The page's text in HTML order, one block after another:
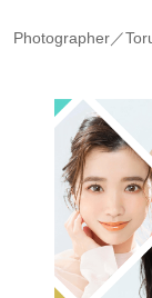
Photographer／